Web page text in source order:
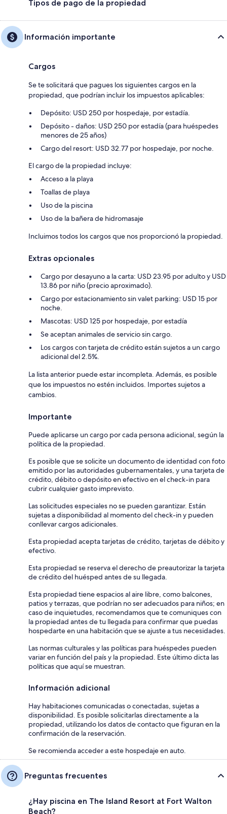
Tipos de pago de la propiedad
Información importante
Cargos
Se te solicitará que pagues los siguientes cargos en la
propiedad, que podrían incluir los impuestos aplicables:
Depósito: USD 250 por hospedaje, por estadía.
Depósito - daños: USD 250 por estadía (para huéspedes
menores de 25 años)
Cargo del resort: USD 32.77 por hospedaje, por noche.
El cargo de la propiedad incluye:
Acceso a la playa
Toallas de playa
Uso de la piscina
Uso de la bañera de hidromasaje
Incluimos todos los cargos que nos proporcionó la propiedad.
Extras opcionales
Cargo por desayuno a la carta: USD 23.95 por adulto y USD
13.86 por niño (precio aproximado).
Cargo por estacionamiento sin valet parking: USD 15 por
noche.
Mascotas: USD 125 por hospedaje, por estadía
Se aceptan animales de servicio sin cargo.
Los cargos con tarjeta de crédito están sujetos a un cargo
adicional del 2.5%.
La lista anterior puede estar incompleta. Además, es posible
que los impuestos no estén incluidos. Importes sujetos a
cambios.
Importante
Puede aplicarse un cargo por cada persona adicional, según la
política de la propiedad.
Es posible que se solicite un documento de identidad con foto
emitido por las autoridades gubernamentales, y una tarjeta de
crédito, débito o depósito en efectivo en el check-in para
cubrir cualquier gasto imprevisto.
Las solicitudes especiales no se pueden garantizar. Están
sujetas a disponibilidad al momento del check-in y pueden
conllevar cargos adicionales.
Esta propiedad acepta tarjetas de crédito, tarjetas de débito y
efectivo.
Esta propiedad se reserva el derecho de preautorizar la tarjeta
de crédito del huésped antes de su llegada.
Esta propiedad tiene espacios al aire libre, como balcones,
patios y terrazas, que podrían no ser adecuados para niños; en
caso de inquietudes, recomendamos que te comuniques con
la propiedad antes de tu llegada para confirmar que puedas
hospedarte en una habitación que se ajuste a tus necesidades.
Las normas culturales y las políticas para huéspedes pueden
variar en función del país y la propiedad. Este último dicta las
políticas que aquí se muestran.
Información adicional
Hay habitaciones comunicadas o conectadas, sujetas a
disponibilidad. Es posible solicitarlas directamente a la
propiedad, utilizando los datos de contacto que figuran en la
confirmación de la reservación.
Se recomienda acceder a este hospedaje en auto.
Preguntas frecuentes
¿Hay piscina en The Island Resort at Fort Walton
Beach?